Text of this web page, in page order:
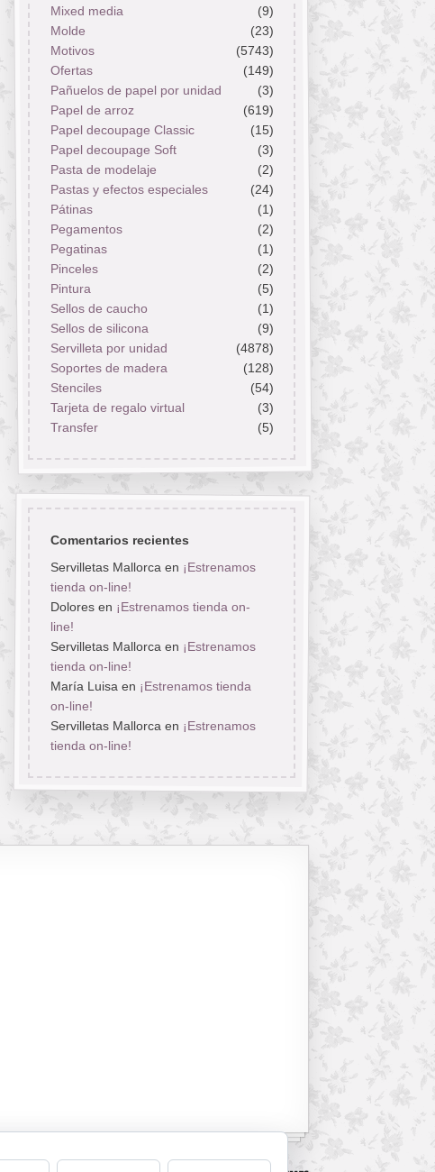
Mixed media
(9)
Molde
(23)
Motivos
(5743)
Ofertas
(149)
Pañuelos de papel por unidad
(3)
Papel de arroz
(619)
Papel decoupage Classic
(15)
Papel decoupage Soft
(3)
Pasta de modelaje
(2)
Pastas y efectos especiales
(24)
Pátinas
(1)
Pegamentos
(2)
Pegatinas
(1)
Pinceles
(2)
Pintura
(5)
Sellos de caucho
(1)
Sellos de silicona
(9)
Servilleta por unidad
(4878)
Soportes de madera
(128)
Stenciles
(54)
Tarjeta de regalo virtual
(3)
Transfer
(5)
Comentarios recientes
Servilletas Mallorcaen ¡Estrenamos
tienda on-line!
Doloresen ¡Estrenamos tienda on-
line!
Servilletas Mallorcaen ¡Estrenamos
tienda on-line!
María Luisaen ¡Estrenamos tienda
on-line!
Servilletas Mallorcaen ¡Estrenamos
tienda on-line!